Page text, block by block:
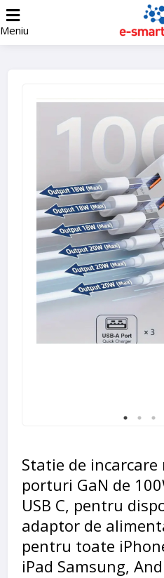
Meniu
Statie de incarcare
porturi GaN de
USB C, pentru
adaptor de
pentru toate
iPad Samsung,